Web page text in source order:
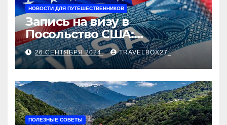
НОВОСТИ ДЛЯ ПУТЕШЕСТВЕННИКОВ
Запись на визу в
Посольство США:
Пошаговое руководство
26 СЕНТЯБРЯ 2024 TRAVELBOX27_
ПОЛЕЗНЫЕ СОВЕТЫ